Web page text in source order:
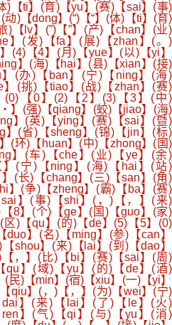
)【ti】(育)【yu】(赛)【sai】(事)
动)【dong】(“)【“】(体)【ti】(育)
)【lv】(”)【”】(产)【chan】(业)
】(发)【fa】(展)【zhan】(。)
(4)【4】(月)【yue】(以)【yi】
】(海)【hai】(县)【xian】(接)
(办)【ban】(宁)【ning】(海)
】(挑)【tiao】(战)【zhan】(赛)
(0)【0】(2)【2】(3)【3】(中)
】(强)【qiang】(蛟)【jiao】(海)
】(英)【ying】(赛)【sai】(暨)
】(省)【sheng】(锦)【jin】(标)
(环)【huan】(中)【zhong】(国)
】(车)【che】(业)【ye】(余)
】(宁)【ning】(海)【hai】(站)
(长)【chang】(三)【san】(角)
】(争)【zheng】(霸)【ba】(赛)
】(事)【shi】(，)【，】(来)
8】(个)【ge】(国)【guo】(家)
区)【qu】(的)【de】(5)【5】(0)
duo】(名)【ming】(参)【can】
shou】(来)【lai】(到)【dao】
，】(比)【bi】(赛)【sai】(周)
qu】(域)【yu】(的)【de】(酒)
民)【min】(宿)【xiu】(一)【yi】
qiu】(，)【，】(为)【wei】(宁)
dai】(来)【lai】(了)【le】(火)
ren】(气)【qi】(与)【yu】(消)